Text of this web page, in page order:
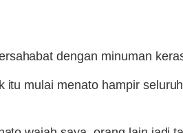
dengan minuman
itu mulai menato hampir